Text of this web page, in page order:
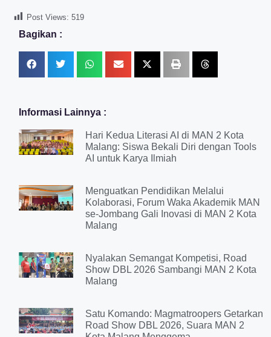
Post Views: 519
Bagikan :
Informasi Lainnya :
Hari Kedua Literasi AI di MAN 2 Kota
Malang: Siswa Bekali Diri dengan Tools
AI untuk Karya Ilmiah
Menguatkan Pendidikan Melalui
Kolaborasi, Forum Waka Akademik MAN
se-Jombang Gali Inovasi di MAN 2 Kota
Malang
Nyalakan Semangat Kompetisi, Road
Show DBL 2026 Sambangi MAN 2 Kota
Malang
Satu Komando: Magmatroopers Getarkan
Road Show DBL 2026, Suara MAN 2